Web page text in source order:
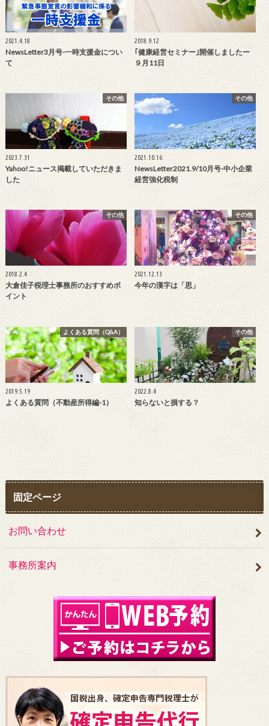
2021.4.18
NewsLetter3月号-一時支援金につい
て
2018.9.12
｢健康経営セミナー｣開催しましたー
９月11日
その他
2023.7.31
Yahoo!ニュース掲載していただきま
した
その他
2021.10.16
NewsLetter2021.9/10月号-中小企業
経営強化税制
その他
2018.2.4
大倉佳子税理士事務所のおすすめポ
イント
その他
2021.12.13
今年の漢字は「思」
よくある質問（Q&A）
2019.5.19
よくある質問（不動産所得編-1）
その他
2022.8.4
知らないと損する？
固定ページ
お問い合わせ
事務所案内